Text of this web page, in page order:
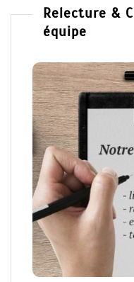
Relecture &
équipe